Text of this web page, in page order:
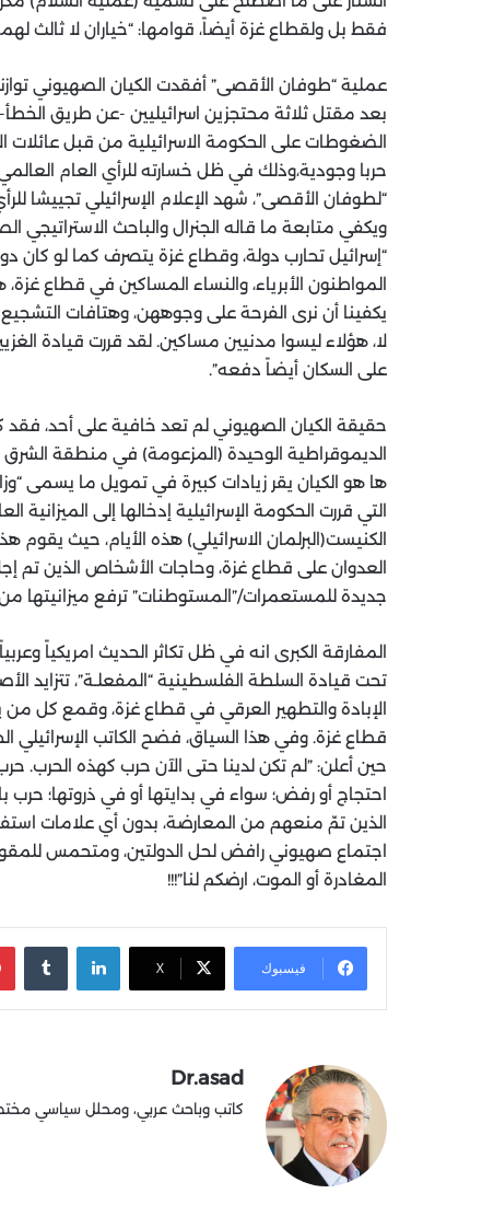
فقط بل ولقطاع غزة أيضاً، قوامها: “خياران لا ثالث
عملية “طوفان الأقصى” أفقدت الكيان الصهيوني
بعد مقتل ثلاثة محتجزين اسرائيليين -عن طريق
الضغوطات على الحكومة الاسرائيلية من قبل عائلات
حربا وجودية،وذلك في ظل خسارته للرأي العام
“لطوفان الأقصى”، شهد الإعلام الإسرائيلي تجييشا
ويكفي متابعة ما قاله الجنرال والباحث الاستراتيجي
“إسرائيل تحارب دولة، وقطاع غزة يتصرف كما لو كان
المواطنون الأبرياء، والنساء المساكين في قطاع
يكفينا أن نرى الفرحة على وجوههن، وهتافات
لا، هؤلاء ليسوا مدنيين مساكين. لقد قررت قيادة
على السكان أيضاً دفعه”.
حقيقة الكيان الصهيوني لم تعد خافية على أحد،
الديموقراطية الوحيدة (المزعومة) في منطقة
ها هو الكيان يقر زيادات كبيرة في تمويل ما يسمى
الكنيست(البرلمان الاسرائيلي) هذه الأيام، حيث يقوم
العدوان على قطاع غزة، وحاجات الأشخاص الذين تم
جديدة للمستعمرات/”المستوطنات” ترفع ميزانيتها من (343) مليون شيكل إلى (543) مليون
المفارقة الكبرى انه في ظل تكاثر الحديث امريكياً
تحت قيادة السلطة الفلسطينية “المفعلـة”، تتزايد
الإبادة والتطهير العرقي في قطاع غزة، ‏وقمع كل
قطاع غزة. وفي هذا السياق، فضح الكاتب
حين أعلن: ‏”لم تكن لدينا حتى الآن حرب كهذه الحرب.
احتجاج أو رفض؛ سواء في بدايتها أو في ذروتها؛ حرب
الذين تمّ منعهم من المعارضة، بدون أي علامات
اجتماع صهيوني رافض لحل الدولتين، ومتحمس
المغادرة أو الموت، ارضكم لنا”!!!
فيسبوك X
لينكدإن
Dr.asad
كاتب وباحث عربي، ومحلل سياسي مختص